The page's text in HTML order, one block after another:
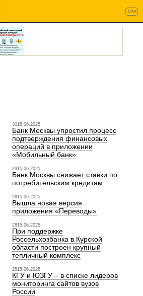
12+
3015.06.2025
Банк Москвы упростил процесс
подтверждения финансовых
операций в приложении
«Мобильный банк»
2915.06.2025
Банк Москвы снижает ставки по
потребительским кредитам
2815.06.2025
Вышла новая версия
приложения «Переводы»
2815.06.2025
При поддержке
Россельхозбанка в Курской
области построен крупный
тепличный комплекс
2515.06.2025
КГУ и ЮЗГУ – в списке лидеров
мониторинга сайтов вузов
России